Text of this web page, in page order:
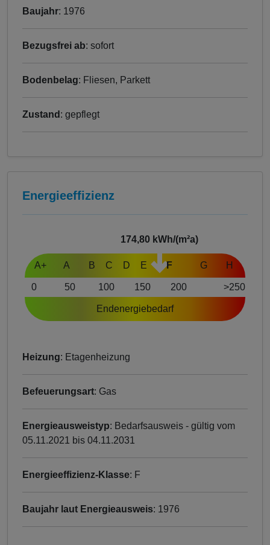
Baujahr: 1976
Bezugsfrei ab: sofort
Bodenbelag: Fliesen, Parkett
Zustand : gepflegt
Energieeffizienz
A+ A B C D E F G H
174,80 kWh/(m²a)
0 50 100 150 200 >250
Endenergiebedarf
Heizung: Etagenheizung
Befeuerungsart: Gas
Energieausweistyp: Bedarfsausweis - gültig vom
05.11.2021 bis 04.11.2031
Energieeffizienz-Klasse: F
Baujahr laut Energieausweis: 1976